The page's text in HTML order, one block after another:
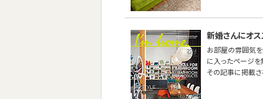
新婚さんにオ
お部屋の雰囲気を
に入ったページを
その記事に掲載